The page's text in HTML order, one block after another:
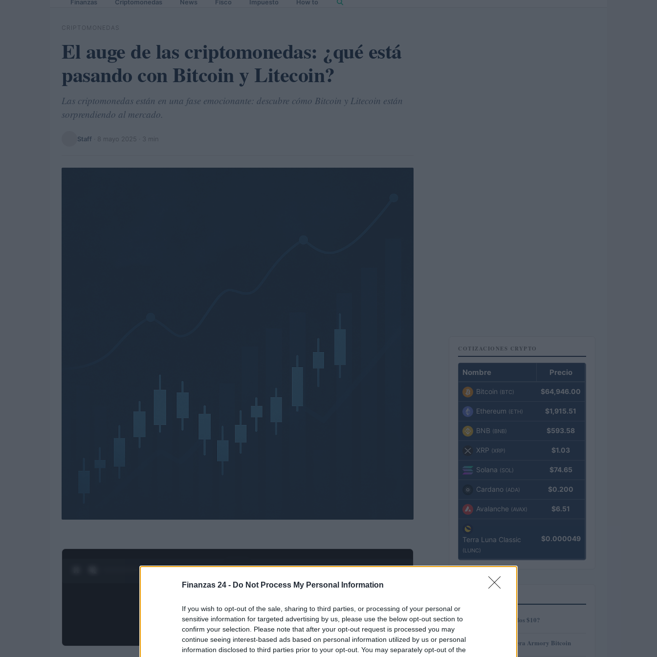
Finanzas 24 - Do Not Process My Personal Information
If you wish to opt-out of the sale, sharing to third parties, or processing of your personal or
sensitive information for targeted advertising by us, please use the below opt-out section to
confirm your selection. Please note that after your opt-out request is processed you may
continue seeing interest-based ads based on personal information utilized by us or personal
information disclosed to third parties prior to your opt-out. You may separately opt-out of the
Finanzas Criptomonedas News Fisco Impuesto How to
CRIPTOMONEDAS
El auge de las criptomonedas: ¿qué está
pasando con Bitcoin y Litecoin?
Las criptomonedas están en una fase emocionante: descubre cómo Bitcoin y Litecoin están
sorprendiendo al mercado.
Staff 8 mayo 2025 · 3 min
COTIZACIONES CRYPTO
Nombre Precio
Bitcoin (BTC) $64,946.00
Ethereum (ETH) $1,915.51
BNB (BNB) $593.58
XRP (XRP) $1.03
Solana (SOL) $74.65
Cardano (ADA) $0.200
Avalanche (AVAX) $6.51
Terra Luna Classic
(LUNC)
$0.000049
1 ¿AMP alcanzará los $10?
2 Revisión de billetera Armory Bitcoin